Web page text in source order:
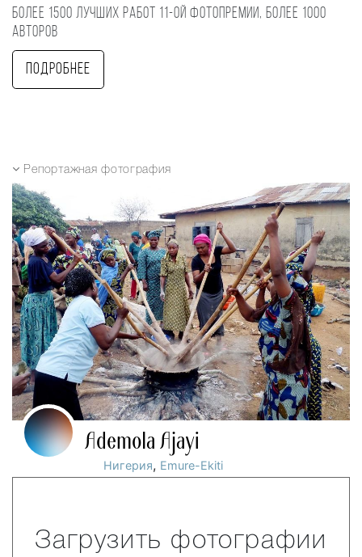
Более 1500 лучших работ 11-ой фотопремии, более 1000
авторов
Подробнее
Репортажная фотография
Ademola Ajayi
Нигерия, Emure-Ekiti
Загрузить фотографии